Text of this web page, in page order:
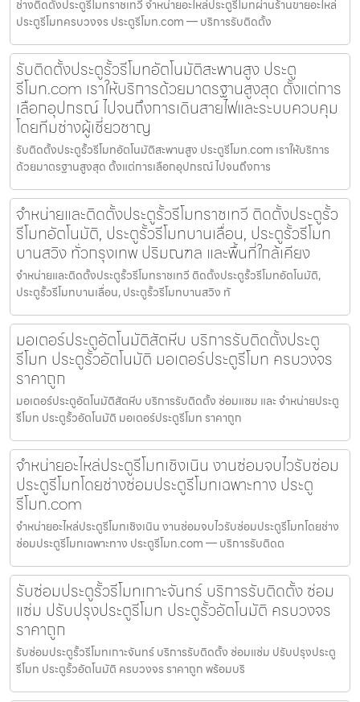
ช่างติดตั้งประตูรีโมทราชเทวี จำหน่ายอะไหล่ประตูรีโมทผ่านร้านขายอะไหล่
ประตูรีโมทครบวงจร ประตูรีโมท.com — บริการรับติดตั้ง
รับติดตั้งประตูรั้วรีโมทอัตโนมัติสะพานสูง ประตู
รีโมท.com เราให้บริการด้วยมาตรฐานสูงสุด ตั้งแต่การ
เลือกอุปกรณ์ ไปจนถึงการเดินสายไฟและระบบควบคุม
โดยทีมช่างผู้เชี่ยวชาญ
รับติดตั้งประตูรั้วรีโมทอัตโนมัติสะพานสูง ประตูรีโมท.com เราให้บริการ
ด้วยมาตรฐานสูงสุด ตั้งแต่การเลือกอุปกรณ์ ไปจนถึงการ
จำหน่ายและติดตั้งประตูรั้วรีโมทราชเทวี ติดตั้งประตูรั้ว
รีโมทอัตโนมัติ, ประตูรั้วรีโมทบานเลื่อน, ประตูรั้วรีโมท
บานสวิง ทั่วกรุงเทพ ปริมณฑล และพื้นที่ใกล้เคียง
จำหน่ายและติดตั้งประตูรั้วรีโมทราชเทวี ติดตั้งประตูรั้วรีโมทอัตโนมัติ,
ประตูรั้วรีโมทบานเลื่อน, ประตูรั้วรีโมทบานสวิง ทั
มอเตอร์ประตูอัตโนมัติสัตหีบ บริการรับติดตั้งประตู
รีโมท ประตูรั้วอัตโนมัติ มอเตอร์ประตูรีโมท ครบวงจร
ราคาถูก
มอเตอร์ประตูอัตโนมัติสัตหีบ บริการรับติดตั้ง ซ่อมแซม และ จำหน่ายประตู
รีโมท ประตูรั้วอัตโนมัติ มอเตอร์ประตูรีโมท ราคาถูก
จำหน่ายอะไหล่ประตูรีโมทเชิงเนิน งานซ่อมจบไวรับซ่อม
ประตูรีโมทโดยช่างซ่อมประตูรีโมทเฉพาะทาง ประตู
รีโมท.com
จำหน่ายอะไหล่ประตูรีโมทเชิงเนิน งานซ่อมจบไวรับซ่อมประตูรีโมทโดยช่าง
ซ่อมประตูรีโมทเฉพาะทาง ประตูรีโมท.com — บริการรับติดต
รับซ่อมประตูรั้วรีโมทเกาะจันทร์ บริการรับติดตั้ง ซ่อม
แซ่ม ปรับปรุงประตูรีโมท ประตูรั้วอัตโนมัติ ครบวงจร
ราคาถูก
รับซ่อมประตูรั้วรีโมทเกาะจันทร์ บริการรับติดตั้ง ซ่อมแซ่ม ปรับปรุงประตู
รีโมท ประตูรั้วอัตโนมัติ ครบวงจร ราคาถูก พร้อมบริ